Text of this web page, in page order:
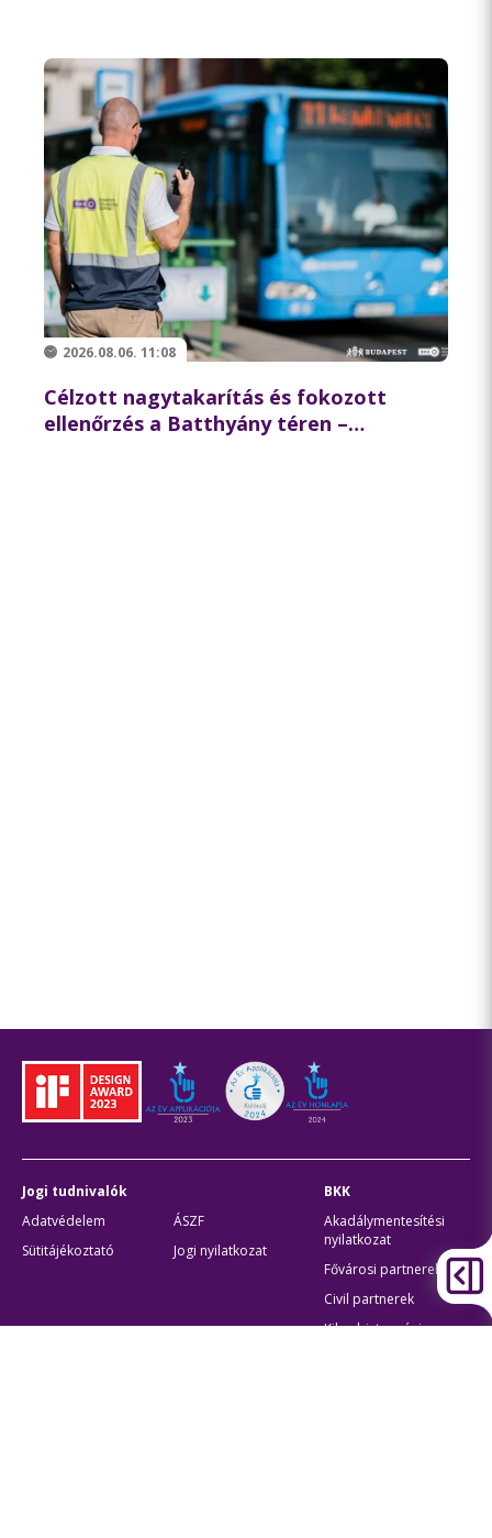
2026.08.06. 11:08
Célzott nagytakarítás és fokozott
ellenőrzés a Batthyány téren –
Jogi tudnivalók
Adatvédelem
ÁSZF
Sütitájékoztató
Jogi nyilatkozat
BKK
Akadálymentesítési
nyilatkozat
Fővárosi partnerek
Civil partnerek
Kiberbiztonsági